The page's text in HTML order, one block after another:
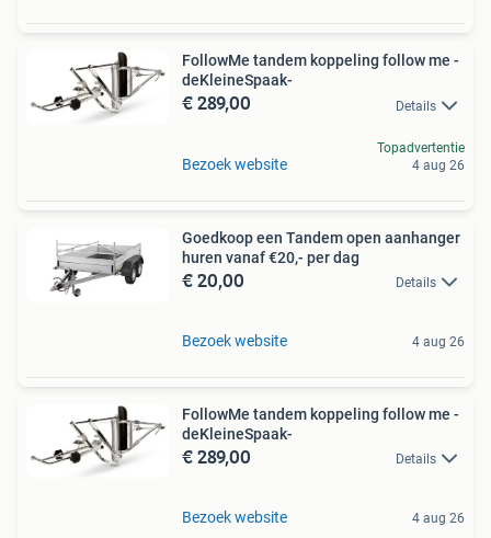
FollowMe tandem koppeling follow me -
deKleineSpaak-
€ 289,00 Details
Bezoek website
Topadvertentie
4 aug 26
Goedkoop een Tandem open aanhanger
huren vanaf €20,- per dag
€ 20,00 Details
Bezoek website 4 aug 26
FollowMe tandem koppeling follow me -
deKleineSpaak-
€ 289,00 Details
Bezoek website 4 aug 26